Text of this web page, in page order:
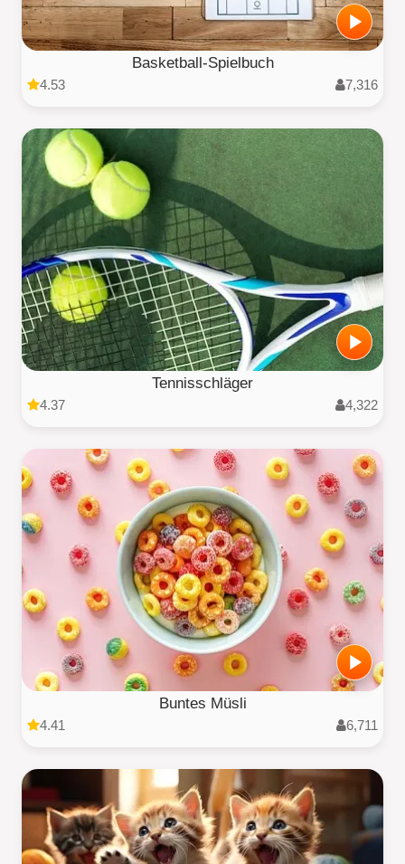
Basketball-Spielbuch
4.53 7,316
Tennisschläger
4.37 4,322
Buntes Müsli
4.41 6,711